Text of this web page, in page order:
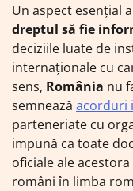
Un aspect esențial
dreptul să fie
deciziile luate de
internaționale cu
sens, România nu
semnează acorduri
parteneriate cu
impună ca toate
oficiale ale
români în limba